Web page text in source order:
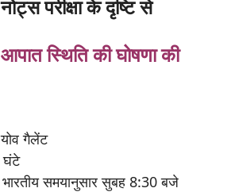
परीक्षा के दृष्टि से
आपातस्थितिकी घोषणा की
गैलेंट
घंटे
समयानुसार सुबह 8:30 बजे